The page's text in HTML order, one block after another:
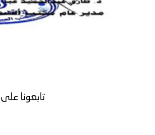
تابعونا على